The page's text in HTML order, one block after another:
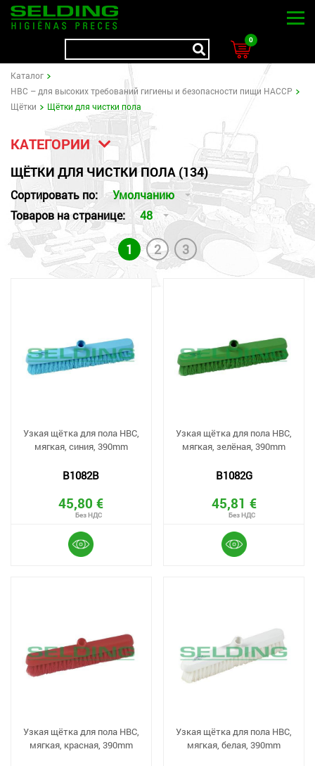
0
Kаталог
HBC – для высоких требований гигиены и безопасности пищи HACCP
Щётки
Щётки для чистки пола
КАТЕГОРИИ
ЩЁТКИ ДЛЯ ЧИСТКИ ПОЛА (134)
Сортировать по:
Умолчанию
Товаров на странице:
48
1 2 3
Узкая щётка для пола HBC,
мягкая, синия, 390mm
B1082B
45,80 €
Узкая щётка для пола HBC,
мягкая, зелёная, 390mm
B1082G
45,81 €
Узкая щётка для пола HBC,
мягкая, красная, 390mm
Узкая щётка для пола HBC,
мягкая, белая, 390mm